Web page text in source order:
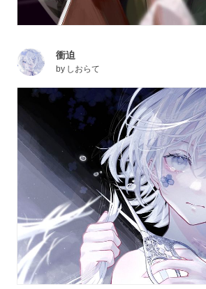
衝迫
by しおらて